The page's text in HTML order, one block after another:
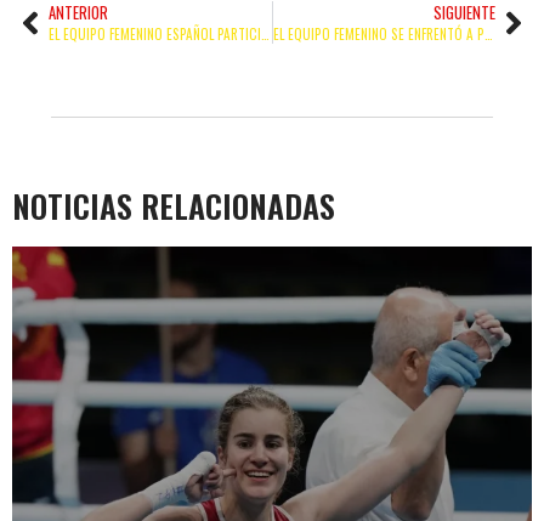
ANTERIOR
EL EQUIPO FEMENINO ESPAÑOL PARTICIPARÁ EN EL TORNEO INTERNACIONAL SUZUKI BOXING NIGHT
SIGUIENTE
EL EQUIPO FEMENINO SE ENFRENTÓ A POLONIA EN EL MARCO DE LA SUZUKI BOXING NIGHT
NOTICIAS RELACIONADAS